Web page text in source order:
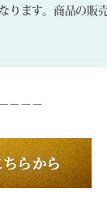
ります。商品の販
－－－